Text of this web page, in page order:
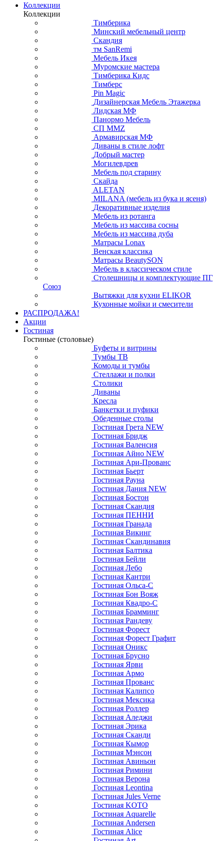
Коллекции
Коллекции
Тимберика
Минский мебельный центр
Скандия
тм SanRemi
Мебель Икея
Муромские мастера
Тимберика Кидс
Тимберс
Pin Magic
Дизайнерская Мебель Этажерка
Лидская МФ
Панормо Мебель
СП ММZ
Армавирская МФ
Диваны в стиле лофт
Добрый мастер
Могилевдрев
Мебель под старину
Скайда
ALETAN
MILANA (мебель из бука и ясеня)
Декоративные изделия
Мебель из ротанга
Мебель из массива сосны
Мебель из массива дуба
Матрасы Lonax
Венская классика
Матрасы BeautySON
Мебель в классическом стиле
Столешницы и комплектующие ПГ
Союз
Вытяжки для кухни ELIKOR
Кухонные мойки и смесители
РАСПРОДАЖА!
Акции
Гостиная
Гостиные (столовые)
Буфеты и витрины
Тумбы ТВ
Комоды и тумбы
Стеллажи и полки
Столики
Диваны
Кресла
Банкетки и пуфики
Обеденные столы
Гостиная Грета NEW
Гостиная Бридж
Гостиная Валенсия
Гостиная Айно NEW
Гостиная Ари-Прованс
Гостиная Бьерт
Гостиная Рауна
Гостиная Дания NEW
Гостиная Бостон
Гостиная Скандия
Гостиная ПЕННИ
Гостиная Гранада
Гостиная Викинг
Гостиная Скандинавия
Гостиная Балтика
Гостиная Бейли
Гостиная Лебо
Гостиная Кантри
Гостиная Ольса-С
Гостиная Бон Вояж
Гостиная Квадро-С
Гостиная Брамминг
Гостиная Рандеву
Гостиная Форест
Гостиная Форест Графит
Гостиная Оникс
Гостиная Брусно
Гостиная Ярви
Гостиная Армо
Гостиная Прованс
Гостиная Калипсо
Гостиная Мексика
Гостиная Роллер
Гостиная Аледжи
Гостиная Эрика
Гостиная Сканди
Гостиная Кымор
Гостиная Мэнсон
Гостиная Авиньон
Гостиная Римини
Гостиная Верона
Гостиная Leontina
Гостиная Jules Verne
Гостиная KOTO
Гостиная Aquarelle
Гостиная Andersen
Гостиная Alice